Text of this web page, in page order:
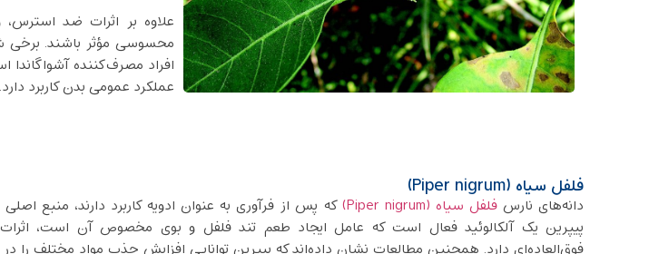
علاوه بر اثرات ضد استرس،
محسوسی مؤثر باشند. برخی
افراد مصرف‌کننده
عملکرد عمومی بدن کاربرد دارد.
فلفل سیاه (Piper nigrum)
دانه‌های نارسفلفل سیاه (Piper nigrum)
که پس از فرآوری به عنوان ادویه کاربرد دارند، منبع
پیپرین یک آلکالوئید فعال است که عامل ایجاد طعم تند فلفل و بوی مخصوص آن است، اثرات